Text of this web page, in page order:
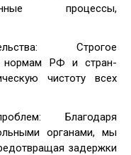
процессы,
Строгое
нормам РФ и стран-
чистоту всех
Благодаря
органами, мы
задержки